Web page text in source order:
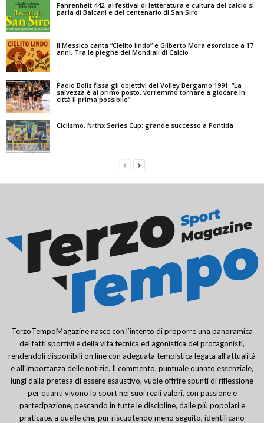
Fahrenheit 442, al festival di letteratura e cultura del calcio si
parla di Balcani e del centenario di San Siro
Il Messico canta “Cielito lindo” e Gilberto Mora esordisce a 17
anni. Tra le pieghe dei Mondiali di Calcio
Paolo Bolis fissa gli obiettivi del Volley Bergamo 1991: “La
salvezza è al primo posto, vorremmo tornare a giocare in
città il prima possibile”
Ciclismo, Nrthx Series Cup: grande successo a Pontida
TerzoTempoMagazine nasce con l’intento di proporre una panoramica
dei fatti sportivi e della vita tecnica ed agonistica dei protagonisti,
rendendoli disponibili on line con adeguata tempistica legata all’attualità
e all’importanza delle notizie. Il commento, puntuale quanto essenziale,
lungi dalla pretesa di essere esaustivo, vuole offrire spunti di riflessione
per quanti vivono lo sport nei suoi reali valori, con passione e
partecipazione, pescando in tutte le discipline, dalle più popolari e
praticate, a quelle che, pur riscuotendo meno seguito, identificano